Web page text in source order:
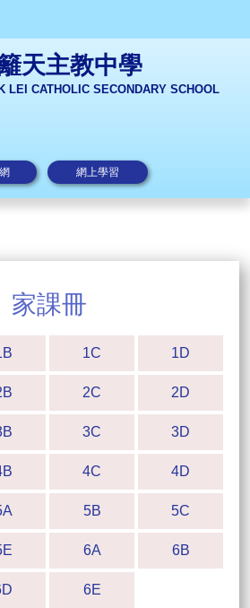
天主教中學
LEI CATHOLIC SECONDARY SCHOOL
網上學習
家課冊
1C 1D
2C 2D
3C 3D
4C 4D
5B 5C
6A 6B
6E